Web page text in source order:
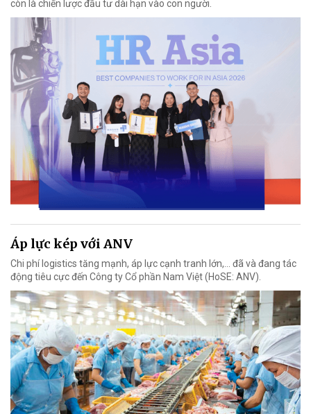
còn là chiến lược đầu tư dài hạn vào con người.
Áp lực kép với ANV
Chi phí logistics tăng mạnh, áp lực cạnh tranh lớn,... đã và đang tác
động tiêu cực đến Công ty Cổ phần Nam Việt (HoSE: ANV).